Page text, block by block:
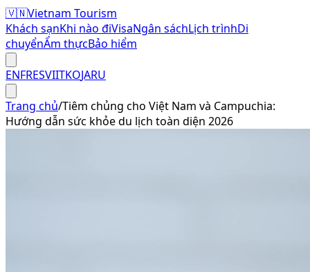
🇻🇳Vietnam Tourism
Khách sạnKhi nào điVisaNgân sáchLịch trìnhDi
chuyểnẨm thựcBảo hiểm
ENFRESVIITKOJARU
Trang chủ/Tiêm chủng cho Việt Nam và Campuchia:
Hướng dẫn sức khỏe du lịch toàn diện 2026